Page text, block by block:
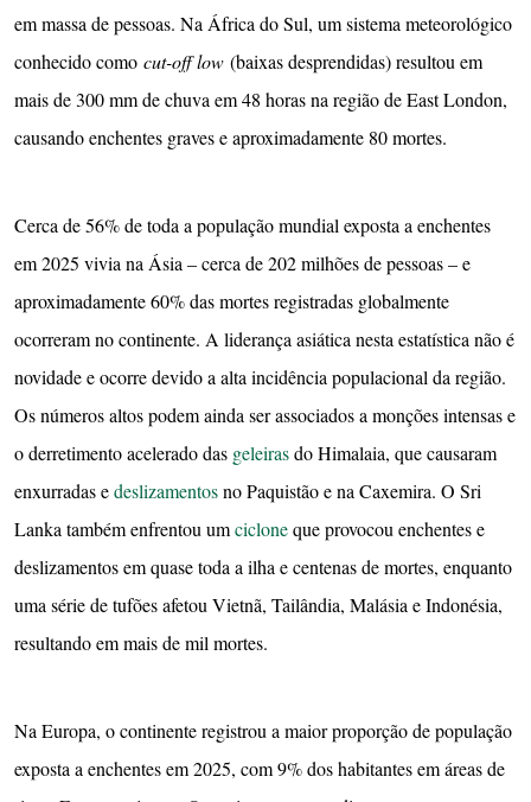
em massa de pessoas. Na África do Sul, um sistema meteorológico
conhecido como cut-off low (baixas desprendidas) resultou em
mais de 300 mm de chuva em 48 horas na região de East London,
causando enchentes graves e aproximadamente 80 mortes.
Cerca de 56% de toda a população mundial exposta a enchentes
em 2025 vivia na Ásia – cerca de 202 milhões de pessoas – e
aproximadamente 60% das mortes registradas globalmente
ocorreram no continente. A liderança asiática nesta estatística não é
novidade e ocorre devido a alta incidência populacional da região.
Os números altos podem ainda ser associados a monções intensas e
o derretimento acelerado das geleirasdo Himalaia, que causaram
enxurradas edeslizamentosno Paquistão e na Caxemira. O Sri
Lanka também enfrentou umcicloneque provocou enchentes e
deslizamentos em quase toda a ilha e centenas de mortes, enquanto
uma série de tufões afetou Vietnã, Tailândia, Malásia e Indonésia,
resultando em mais de mil mortes.
Na Europa, o continente registrou a maior proporção de população
exposta a enchentes em 2025, com 9% dos habitantes em áreas de